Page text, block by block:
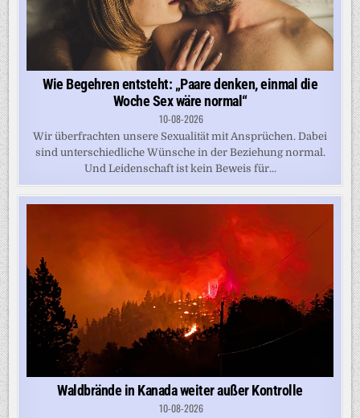
Wie Begehren entsteht: „Paare denken, einmal die
Woche Sex wäre normal“
10-08-2026
Wir überfrachten unsere Sexualität mit Ansprüchen. Dabei
sind unterschiedliche Wünsche in der Beziehung normal.
Und Leidenschaft ist kein Beweis für...
Waldbrände in Kanada weiter außer Kontrolle
10-08-2026